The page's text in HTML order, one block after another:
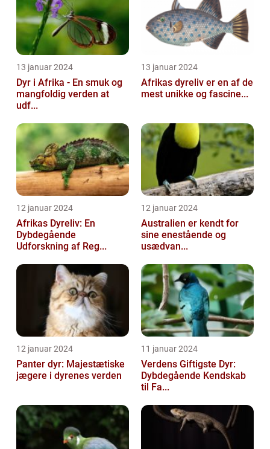
13 januar 2024
Dyr i Afrika - En smuk og
mangfoldig verden at
udf...
13 januar 2024
Afrikas dyreliv er en af de
mest unikke og fascine...
12 januar 2024
Afrikas Dyreliv: En
Dybdegående
Udforskning af Reg...
12 januar 2024
Australien er kendt for
sine enestående og
usædvan...
12 januar 2024
Panter dyr: Majestætiske
jægere i dyrenes verden
11 januar 2024
Verdens Giftigste Dyr:
Dybdegående Kendskab
til Fa...